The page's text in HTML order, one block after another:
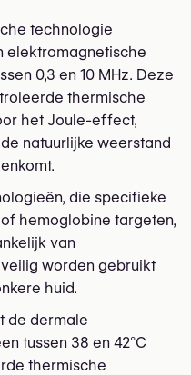
technologie
elektromagnetische
0,3 en 10 MHz. Deze
thermische
het Joule-effect,
natuurlijke weerstand
die specifieke
hemoglobine targeten,
van
worden gebruikt
huid.
de dermale
tussen 38 en 42°C
thermische